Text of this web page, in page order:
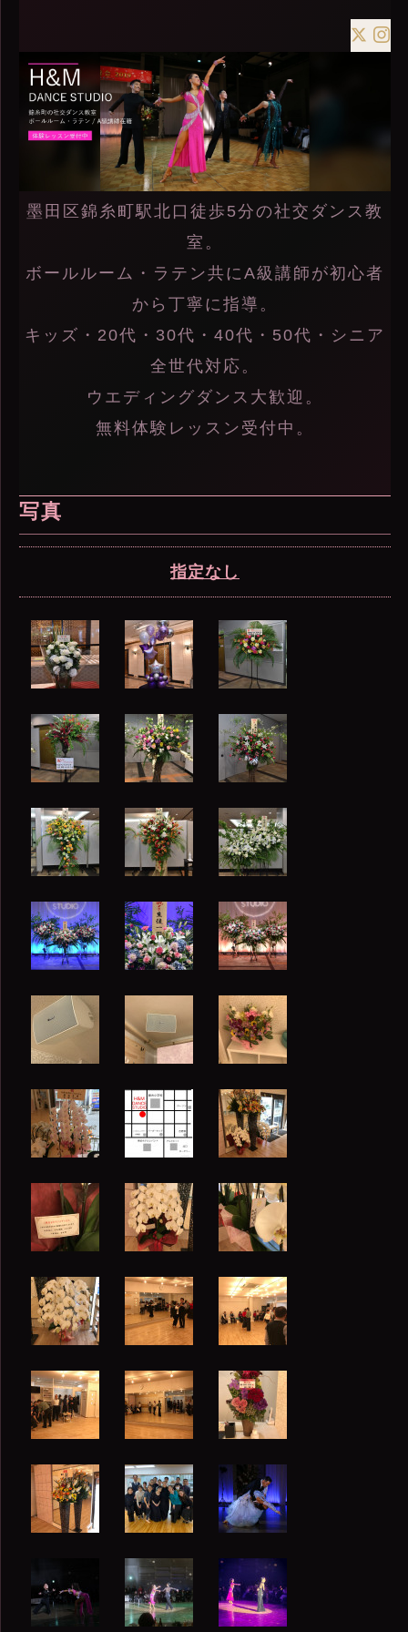
墨田区錦糸町駅北口徒歩5分の社交ダンス教
室。
ボールルーム・ラテン共にA級講師が初心者
から丁寧に指導。
キッズ・20代・30代・40代・50代・シニア
全世代対応。
ウエディングダンス大歓迎。
無料体験レッスン受付中。
写真
指定なし